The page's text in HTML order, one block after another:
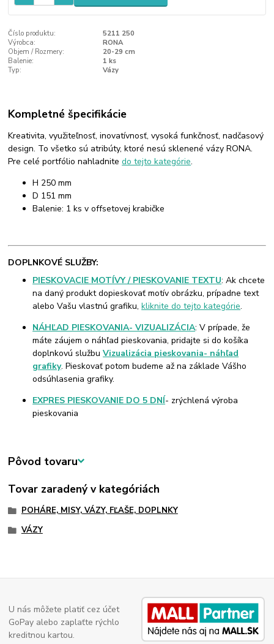
Číslo produktu:
5211 250
Výrobca:
RONA
Objem / Rozmery:
20-29 cm
Balenie:
1 ks
Typ:
Vázy
Kompletné špecifikácie
Kreativita, využiteľnosť, inovatívnosť, vysoká funkčnosť, nadčasový
design. To všetko sú atribúty, ktoré nesú sklenené vázy RONA.
Pre celé portfólio nahladnitedo tejto kategórie.
H 250 mm
D 151 mm
Balenie: 1 ks v offsetovej krabičke
DOPLNKOVÉ SLUŽBY:
PIESKOVACIE MOTÍVY / PIESKOVANIE TEXTU: Ak chcete
na daný produkt dopieskovať motív obrázku, prípadne text
alebo Vašu vlastnú grafiku,kliknite do tejto kategórie.
NÁHĽAD PIESKOVANIA- VIZUALIZÁCIA: V prípade, že
máte záujem o náhľad pieskovania, pridajte si do košíka
doplnkovú službuVizualizácia pieskovania- náhľad
grafiky. Pieskovať potom budeme až na základe Vášho
odsúhlasenia grafiky.
EXPRES PIESKOVANIE DO 5 DNÍ- zrýchlená výroba
pieskovania
Pôvod tovaru
Tovar zaradený v kategóriách
POHÁRE, MISY, VÁZY, FĽAŠE, DOPLNKY
VÁZY
U nás môžete platiť cez účet
GoPay alebo zaplaťte rýchlo
kreditnou kartou.